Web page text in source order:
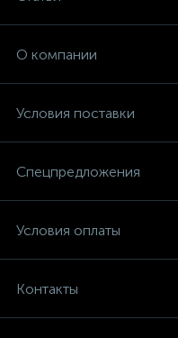
О компании
Условия поставки
Спецпредложения
Условия оплаты
Контакты